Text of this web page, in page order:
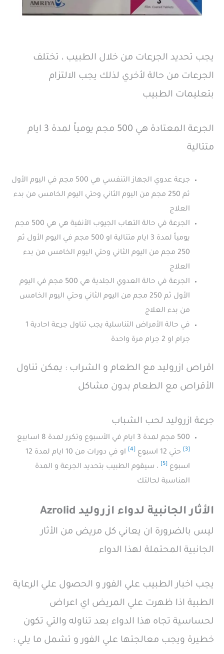
يجب تحديد الجرعات من خلال الطبيب ، تختلف
الجرعات من حالة لأخري لذلك يجب الالتزام
بتعليمات الطبيب
الجرعة المعتادة هي 500 مجم يومياً لمدة 3 ايام
متتالية
جرعة عدوي الجهاز التنفسي هي 500 مجم في اليوم الأول
ثم 250 مجم من اليوم الثاني وحتي اليوم الخامس من بدء
العلاج
الجرعة في حالة التهاب الجيوب الأنفية هي هي 500 مجم
يومياً لمدة 3 ايام متتالية او 500 مجم في اليوم الأول ثم
250 مجم من اليوم الثاني وحتي اليوم الخامس من بدء
العلاج
الجرعة في حالة العدوي الجلدية هي 500 مجم في اليوم
الأول ثم 250 مجم من اليوم الثاني وحتي اليوم الخامس
من بدء العلاج
في حالة الأمراض التناسلية يجب تناول جرعة احادية 1
جرام او 2 جرام مرة واحدة
اقراص ازروليد مع الطعام و الشراب : يمكن تناول
الأقراص مع الطعام بدون مشاكل
جرعة ازروليد لحب الشباب
500 مجم لمدة 3 ايام في الأسبوع وتكرر لمدة 8 اسابيع
حتي 12 اسبوع
او في دورات من 10 ايام لمدة 12
اسبوع
، سيقوم الطبيب بتحديد الجرعة و المدة
المناسبة لحالتك
الأثار الجانبية لدواء ازروليد Azrolid
ليس بالضرورة ان يعاني كل مريض من الأثار
الجانبية المحتملة لهذا الدواء
يجب اخبار الطبيب علي الفور و الحصول علي الرعاية
الطبية اذا ظهرت علي المريض اي اعراض
لحساسية تجاه هذا الدواء بعد تناوله والتي تكون
خطيرة ويجب معالجتها علي الفور و تشمل ما يلي :